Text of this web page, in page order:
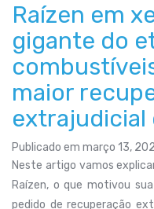
Raízen em
gigante do
maior
extrajudicial
Publicado em março 13,
Neste artigo vamos
Raízen, o que motivou
pedido de recuperação